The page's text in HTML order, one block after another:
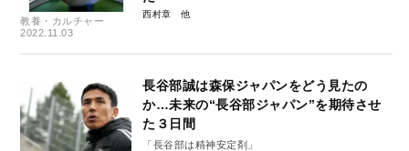
教養・カルチャー
2022.11.03
西村章
長谷部誠は森保ジャパンをどう見たの
か…未来の“長谷部ジャパン”を期待させ
た３日間
「長谷部は精神安定剤」